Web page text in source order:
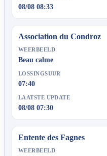
08/08 08:33
Association du Condroz
WEERBEELD
Beau calme
LOSSINGSUUR
07:40
LAATSTE UPDATE
08/08 07:30
Entente des Fagnes
WEERBEELD